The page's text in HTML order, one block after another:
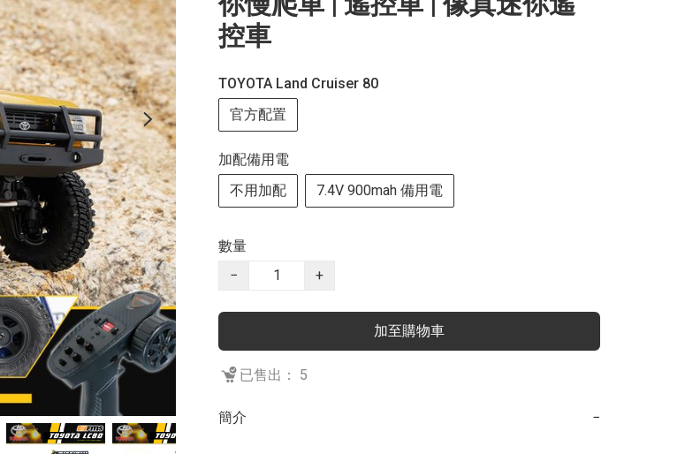
控車
TOYOTA Land Cruiser 80
官方配置
加配備用電
不用加配
7.4V 900mah 備用電
數量
−
+
加至購物車
已售出： 5
簡介 −